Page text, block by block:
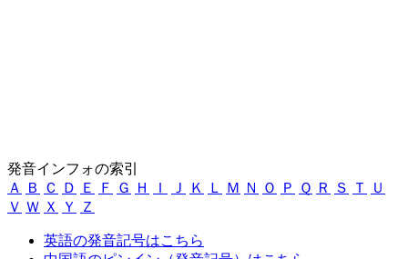
発音インフォの索引
Ａ
Ｂ Ｃ Ｄ Ｅ Ｆ Ｇ Ｈ Ｉ Ｊ Ｋ Ｌ Ｍ Ｎ Ｏ Ｐ Ｑ Ｒ Ｓ Ｔ
Ｕ
Ｖ Ｗ Ｘ Ｙ Ｚ
英語の発音記号はこちら